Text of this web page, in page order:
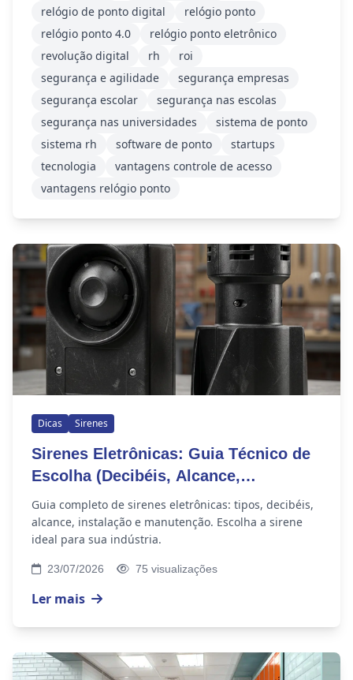
relógio de ponto digital
relógio ponto
relógio ponto 4.0
relógio ponto eletrônico
revolução digital
rh
roi
segurança e agilidade
segurança empresas
segurança escolar
segurança nas escolas
segurança nas universidades
sistema de ponto
sistema rh
software de ponto
startups
tecnologia
vantagens controle de acesso
vantagens relógio ponto
Dicas Sirenes
Sirenes Eletrônicas: Guia Técnico de
Escolha (Decibéis, Alcance,
Instalação)
Guia completo de sirenes eletrônicas: tipos, decibéis,
alcance, instalação e manutenção. Escolha a sirene
ideal para sua indústria.
23/07/2026 75 visualizações
Ler mais